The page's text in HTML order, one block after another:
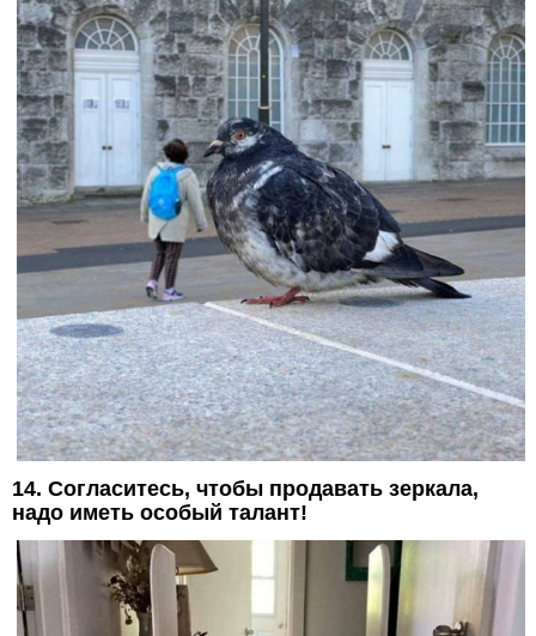
14. Согласитесь, чтобы продавать зеркала,
надо иметь особый талант!